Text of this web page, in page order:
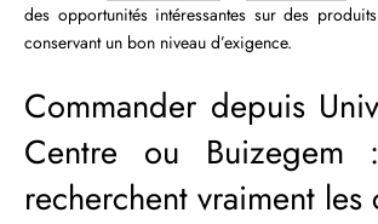
des opportunités intéressantes sur des
conservant un bon niveau d’exigence.
Commander depuis
Centre ou
recherchent vraiment les